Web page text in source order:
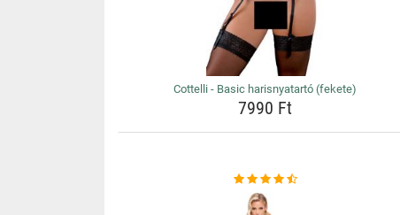
Cottelli - Basic harisnyatartó (fekete)
7990 Ft